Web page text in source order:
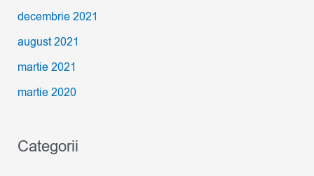
decembrie 2021
august 2021
martie 2021
martie 2020
Categorii